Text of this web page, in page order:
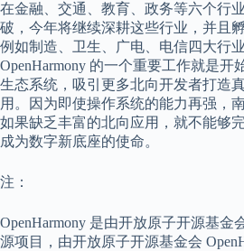
在金融、交通、教育、政务等六个行
破，今年将继续深耕这些行业，并且
例如制造、卫生、广电、电信四大行业
OpenHarmony 的一个重要工作就是开
生态系统，吸引更多北向开发者打造
用。因为即使操作系统的能力再强，
如果缺乏丰富的北向应用，就不能够
成为数字新底座的使命。
注：
OpenHarmony 是由开放原子开源基金
源项目，由开放原子开源基金会